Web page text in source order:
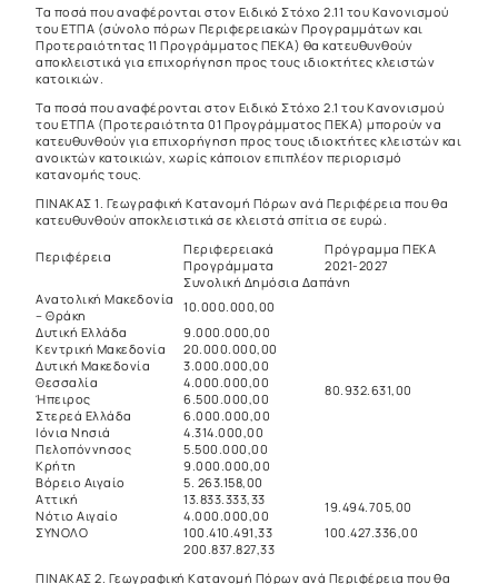
Τα ποσά που αναφέρονται στον Ειδικό Στόχο 2.11 του Κανονισμού
του ΕΤΠΑ (σύνολο πόρων Περιφερειακών Προγραμμάτων και
Προτεραιότητας 11 Προγράμματος ΠΕΚΑ) θα κατευθυνθούν
αποκλειστικά για επιχορήγηση προς τους ιδιοκτήτες κλειστών
κατοικιών.
Τα ποσά που αναφέρονται στον Ειδικό Στόχο 2.1 του Κανονισμού
του ΕΤΠΑ (Προτεραιότητα 01 Προγράμματος ΠΕΚΑ) μπορούν να
κατευθυνθούν για επιχορήγηση προς τους ιδιοκτήτες κλειστών και
ανοικτών κατοικιών, χωρίς κάποιον επιπλέον περιορισμό
κατανομής τους.
ΠΙΝΑΚΑΣ 1. Γεωγραφική Κατανομή Πόρων ανά Περιφέρεια που θα
κατευθυνθούν αποκλειστικά σε κλειστά σπίτια σε ευρώ.
Περιφέρεια
Περιφερειακά
Προγράμματα
Πρόγραμμα ΠΕΚΑ
2021-2027
Συνολική Δημόσια Δαπάνη
Ανατολική Μακεδονία
– Θράκη
10.000.000,00
80.932.631,00
Δυτική Ελλάδα
9.000.000,00
Κεντρική Μακεδονία
20.000.000,00
Δυτική Μακεδονία
3.000.000,00
Θεσσαλία
4.000.000,00
Ήπειρος
6.500.000,00
Στερεά Ελλάδα
6.000.000,00
Ιόνια Νησιά
4.314.000,00
Πελοπόννησος
5.500.000,00
Κρήτη
9.000.000,00
Βόρειο Αιγαίο
5. 263.158,00
Αττική
13.833.333,33 19.494.705,00
Νότιο Αιγαίο
4.000.000,00
ΣΥΝΟΛΟ
100.410.491,33
100.427.336,00
200.837.827,33
ΠΙΝΑΚΑΣ 2. Γεωγραφική Κατανομή Πόρων ανά Περιφέρεια που θα